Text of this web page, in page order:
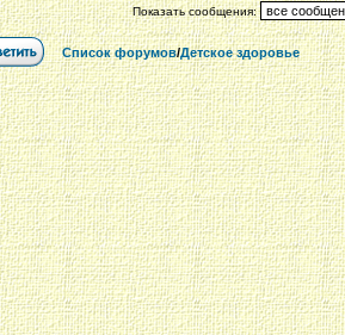
Показать сообщения:
Список форумов/Детское здоровье